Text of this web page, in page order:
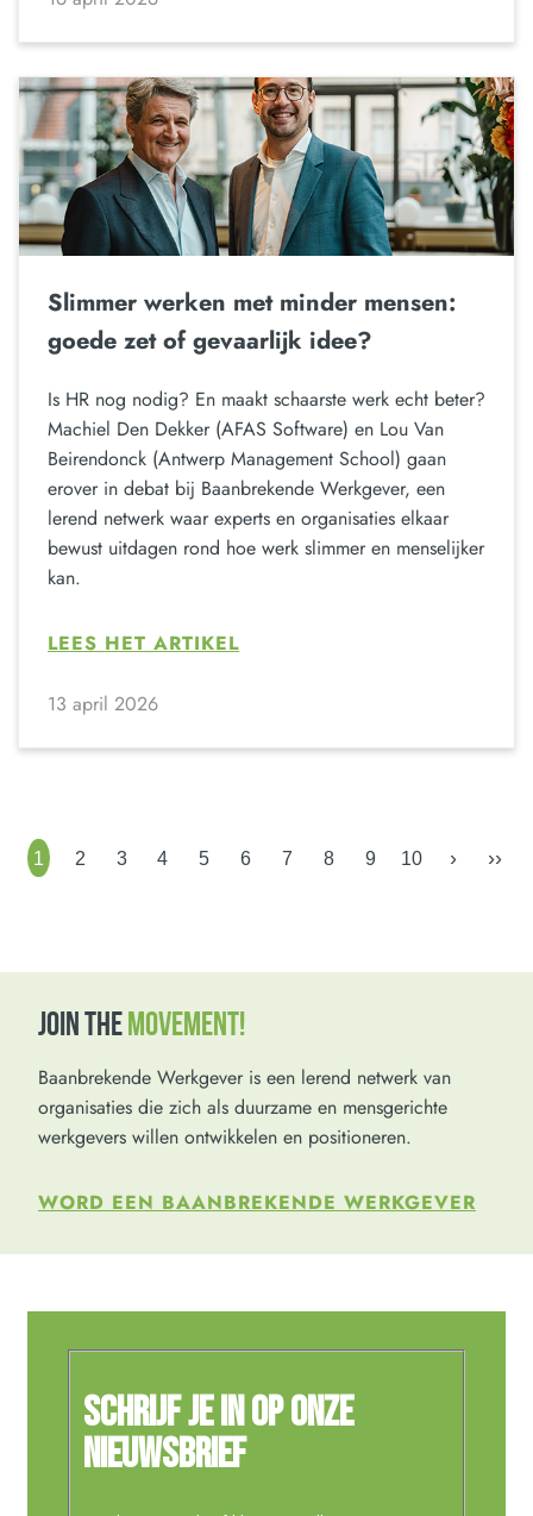
Slimmer werken met minder mensen:
goede zet of gevaarlijk idee?
Is HR nog nodig? En maakt schaarste werk echt beter?
Machiel Den Dekker (AFAS Software) en Lou Van
Beirendonck (Antwerp Management School) gaan
erover in debat bij Baanbrekende Werkgever, een
lerend netwerk waar experts en organisaties elkaar
bewust uitdagen rond hoe werk slimmer en menselijker
kan.
LEES HET ARTIKEL
13 april 2026
1 2 3 4 5 6 7 8 9 10 › ››
JOIN THEMOVEMENT!
Baanbrekende Werkgever is een lerend netwerk van
organisaties die zich als duurzame en mensgerichte
werkgevers willen ontwikkelen en positioneren.
WORD EEN BAANBREKENDE WERKGEVER